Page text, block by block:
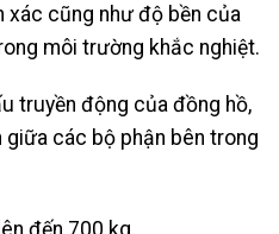
cũng như độ bền của
môi trường khắc nghiệt.
truyền động của đồng hồ,
giữa các bộ phận bên trong